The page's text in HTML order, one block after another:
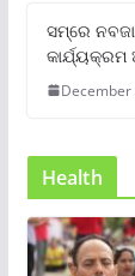
ସମ୍‌ରେ
December
Health